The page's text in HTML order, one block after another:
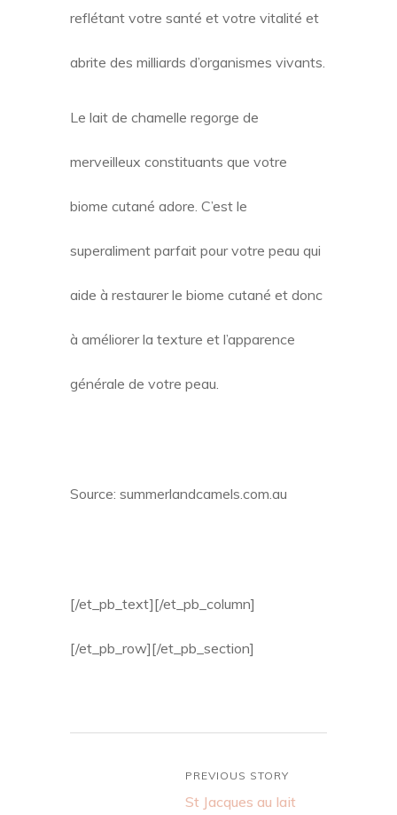
reflétant votre santé et votre vitalité et
abrite des milliards d’organismes vivants.
Le lait de chamelle regorge de
merveilleux constituants que votre
biome cutané adore. C’est le
superaliment parfait pour votre peau qui
aide à restaurer le biome cutané et donc
à améliorer la texture et l’apparence
générale de votre peau.
Source: summerlandcamels.com.au
[/et_pb_text][/et_pb_column]
[/et_pb_row][/et_pb_section]
PREVIOUS STORY
St Jacques au lait